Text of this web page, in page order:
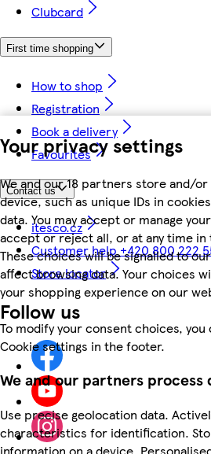
Your privacy settings
We and our 18 partners store and/
device, such as unique IDs in
data. You may accept or manage
accept or reject all, or at any time
These choices will be signalled to
affect browsing data. Your choices
your shopping experience on our
To modify your consent choices, you
Cookie settings in the footer.
We and our partners process
Use precise geolocation data.
characteristics for identification.
Clubcard
First time shopping
How to shop
Registration
Book a delivery
Favourites
Contact us
itesco.cz
Customer help +420 800 222
Store locator
Follow us